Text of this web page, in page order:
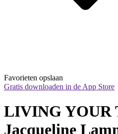
Favorieten opslaan
Gratis downloaden in de App Store
LIVING YOUR
Jacqueline